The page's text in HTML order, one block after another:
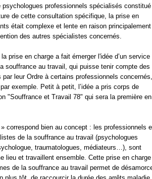
psychologues professionnels spécialisés constitué
de cette consultation spécifique, la prise en
était complexe et lente en raison principalement
des autres spécialistes concernés.
prise en charge a fait émerger l'idée d’un service
souffrance au travail, qui puisse tenir compte des
leur Ordre à certains professionnels concernés,
exemple. Petit à petit, l’idée a pris corps de
"Souffrance et Travail 78" qui sera la première en
correspond bien au concept : les professionnels
de la souffrance au travail (psychologues
traumatologues, médiateurs…), sont
lieu et travaillent ensemble. Cette prise en charge
de la souffrance au travail permet de